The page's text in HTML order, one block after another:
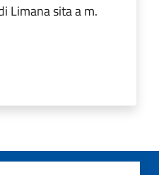
Limana sita a m.